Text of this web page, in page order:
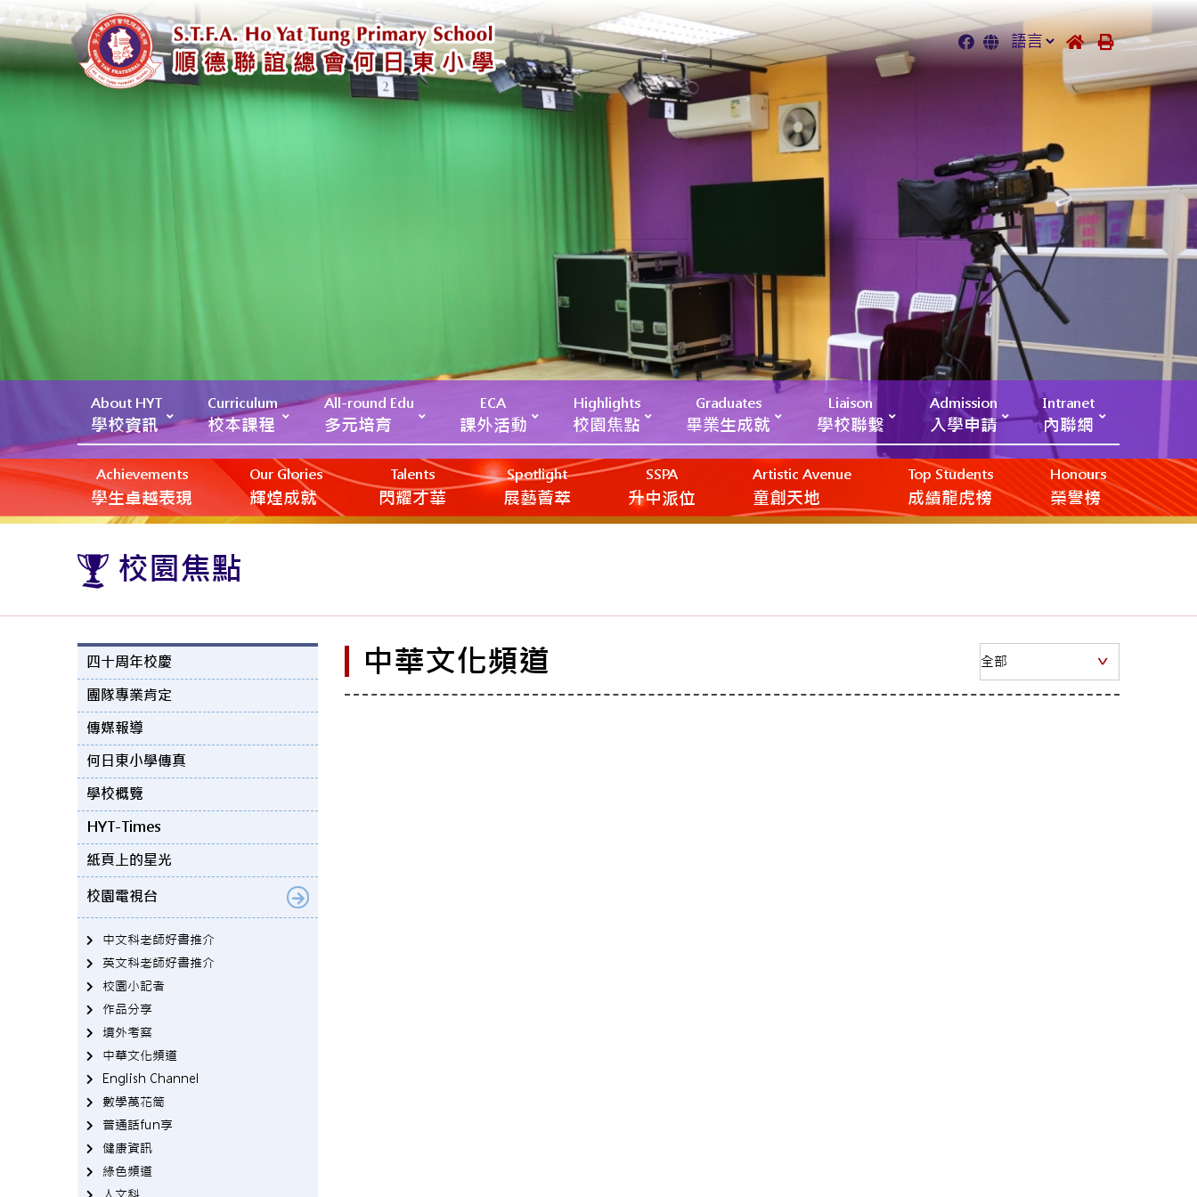
About HYT
學校資訊
Curriculum
校本課程
All-round Edu
多元培育
ECA
課外活動
Highlights
校園焦點
Graduates
畢業生成就
Liaison
學校聯繫
Admission
入學申請
Intranet
內聯網
Achievements
學生卓越表現
Our Glories
輝煌成就
Talents
閃耀才華
Spotlight
展藝薈萃
SSPA
升中派位
Artistic Avenue
‎‎‏‎ㅤ童創天地
Top Students
成績龍虎榜
Honours
榮譽榜
校園焦點
四十周年校慶
團隊專業肯定
傳媒報導
何日東小學傳真
學校概覽
HYT-Times
紙頁上的星光
校園電視台
中文科老師好書推介
英文科老師好書推介
校園小記者
作品分享
境外考察
中華文化頻道
English Channel
數學萬花筒
普通話fun享
健康資訊
綠色頻道
中華文化頻道